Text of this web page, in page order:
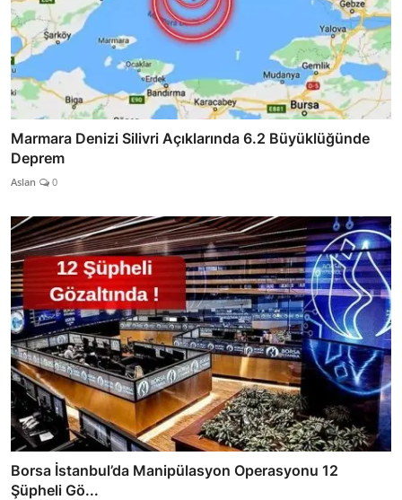
Marmara Denizi Silivri Açıklarında 6.2 Büyüklüğünde
Deprem
Aslan 0
Borsa İstanbul’da Manipülasyon Operasyonu 12
Şüpheli Gö...